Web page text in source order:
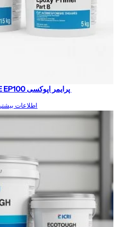
پرایمر اپوکسی ECOPRIME EP100
اطلاعات بیشتر